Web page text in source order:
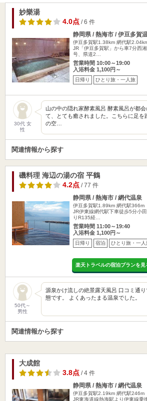
妙樂湯
4.0点/ 6 件
静岡県 / 熱海市 / 伊豆多賀
伊豆多賀駅1.38km 網代駅
JR「伊豆多賀駅」から車7分西
号、県道2…
営業時間 10:00～19:00
入浴料金 1,100円～
日帰り ひとり旅・一人旅
30代 女
性
山の中の隠れ家酵素風呂 酵素風呂が都
て、とても癒されました。こちらに足を
の空…
関連情報から探す
磯料理 海辺の湯の宿 平鶴
4.2点/ 77 件
静岡県 / 熱海市 / 網代温泉
伊豆多賀駅1.89km 網代駅366m
JR伊東線網代駅下車徒歩5分小
りR135経…
営業時間 11:00～19:40
入浴料金 1,100円～
日帰り 宿泊 ひとり旅・一人
楽天トラベルの宿泊プランを見
50代～
男性
源泉かけ流しの絶景露天風呂 口コミ通
態です。 よくあったまる温泉でした。
関連情報から探す
大成館
3.8点/ 4 件
静岡県 / 熱海市 / 網代温泉
伊豆多賀駅2.19km 網代駅246m
JR東海道線熱海駅より伊東線